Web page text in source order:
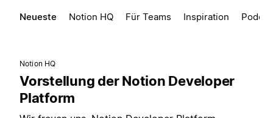
Neueste Notion HQ Für Teams Inspiration
Notion HQ
Vorstellung der Notion Developer
Platform